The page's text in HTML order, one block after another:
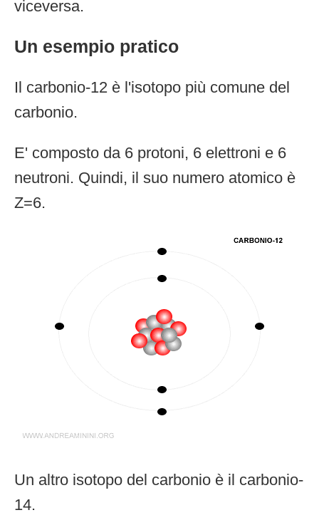
viceversa.
Un esempio pratico
Il carbonio-12 è l'isotopo più comune del
carbonio.
E' composto da 6 protoni, 6 elettroni e 6
neutroni. Quindi, il suo numero atomico è
Z=6.
Un altro isotopo del carbonio è il carbonio-
14.